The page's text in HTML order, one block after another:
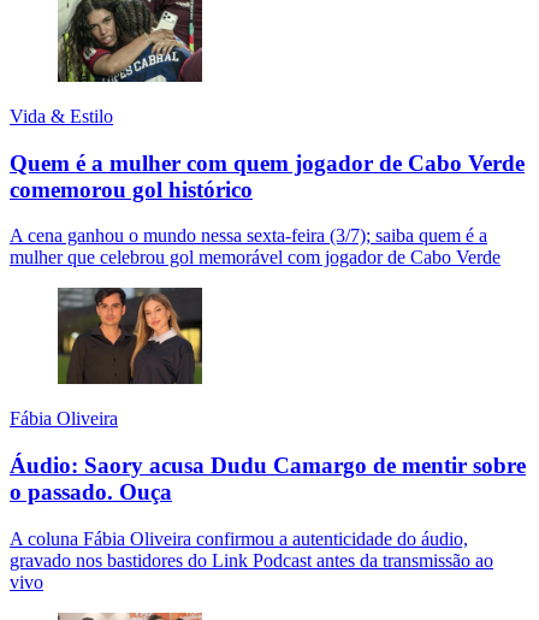
Vida & Estilo
Quem é a mulher com quem jogador de Cabo Verde
comemorou gol histórico
A cena ganhou o mundo nessa sexta-feira (3/7); saiba quem é a
mulher que celebrou gol memorável com jogador de Cabo Verde
Fábia Oliveira
Áudio: Saory acusa Dudu Camargo de mentir sobre
o passado. Ouça
A coluna Fábia Oliveira confirmou a autenticidade do áudio,
gravado nos bastidores do Link Podcast antes da transmissão ao
vivo